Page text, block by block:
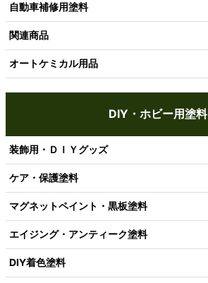
自動車補修用塗料
関連商品
オートケミカル用品
DIY・ホビー用塗料
装飾用・ＤＩＹグッズ
ケア・保護塗料
マグネットペイント・黒板塗料
エイジング・アンティーク塗料
DIY着色塗料